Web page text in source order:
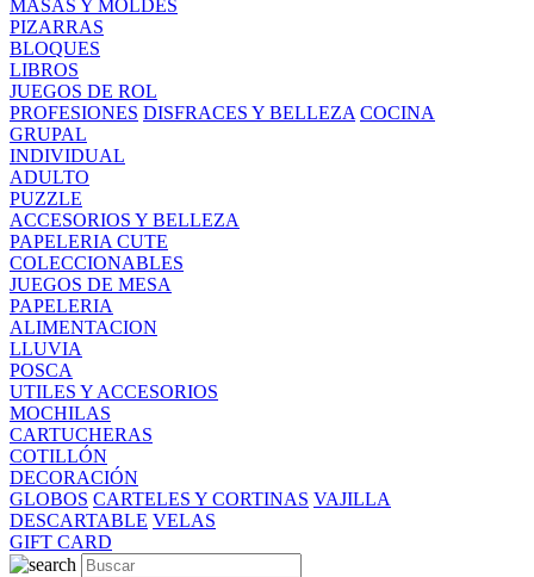
MASAS Y MOLDES
PIZARRAS
BLOQUES
LIBROS
JUEGOS DE ROL
PROFESIONES DISFRACES Y BELLEZA COCINA
GRUPAL
INDIVIDUAL
ADULTO
PUZZLE
ACCESORIOS Y BELLEZA
PAPELERIA CUTE
COLECCIONABLES
JUEGOS DE MESA
PAPELERIA
ALIMENTACION
LLUVIA
POSCA
UTILES Y ACCESORIOS
MOCHILAS
CARTUCHERAS
COTILLÓN
DECORACIÓN
GLOBOS CARTELES Y CORTINAS VAJILLA
DESCARTABLE VELAS
GIFT CARD